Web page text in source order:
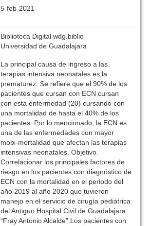
5-feb-2021
Biblioteca Digital wdg.biblio
Universidad de Guadalajara
La principal causa de ingreso a las
terapias intensiva neonatales es la
prematurez. Se refiere que el 90% de los
pacientes que cursan con ECN cursan
con esta enfermedad (20) cursando con
una mortalidad de hasta el 40% de los
pacientes. Por lo mencionado, la ECN es
una de las enfermedades con mayor
mobi-mortalidad que afectan las terapias
intensivas neonatales. Objetivo.
Correlacionar los principales factores de
riesgo en los pacientes con diagnóstico de
ECN con la mortalidad en el periodo del
año 2019 al año 2020 que tuvieron
manejo en el servicio de cirugía pediátrica
del Antiguo Hospital Civil de Guadalajara
“Fray Antonio Alcalde”.Los pacientes con